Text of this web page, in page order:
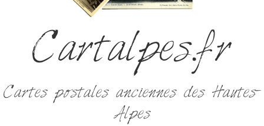
Cartalpes.fr
Cartes postales anciennes des Hautes-
Alpes